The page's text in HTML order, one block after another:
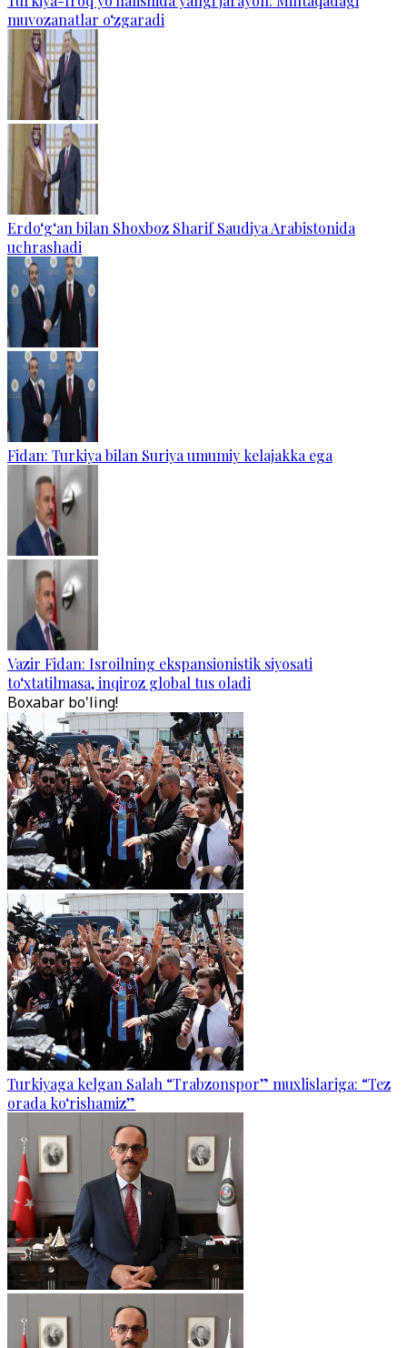
muvozanatlar o‘zgaradi
Erdo‘g‘an bilan Shoxboz Sharif Saudiya Arabistonida
uchrashadi
Fidan: Turkiya bilan Suriya umumiy kelajakka ega
Vazir Fidan: Isroilning ekspansionistik siyosati
to‘xtatilmasa, inqiroz global tus oladi
Boxabar bo'ling!
Turkiyaga kelgan Salah “Trabzonspor” muxlislariga: “Tez
orada ko‘rishamiz”